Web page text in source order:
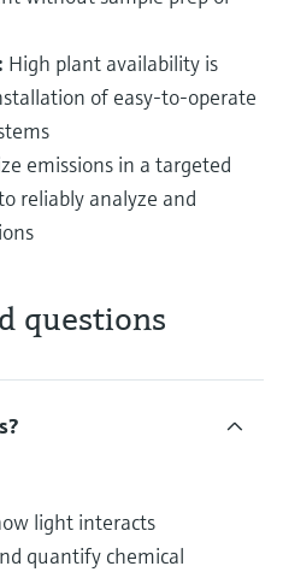
High plant availability is
of easy-to-operate
emissions in a targeted
reliably analyze and
questions
light interacts
quantify chemical